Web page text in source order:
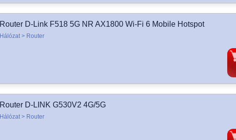
Router D-Link F518 5G NR AX1800 Wi-Fi 6 Mobile Hotspot
Hálózat > Router
Router D-LINK G530V2 4G/5G
Hálózat > Router